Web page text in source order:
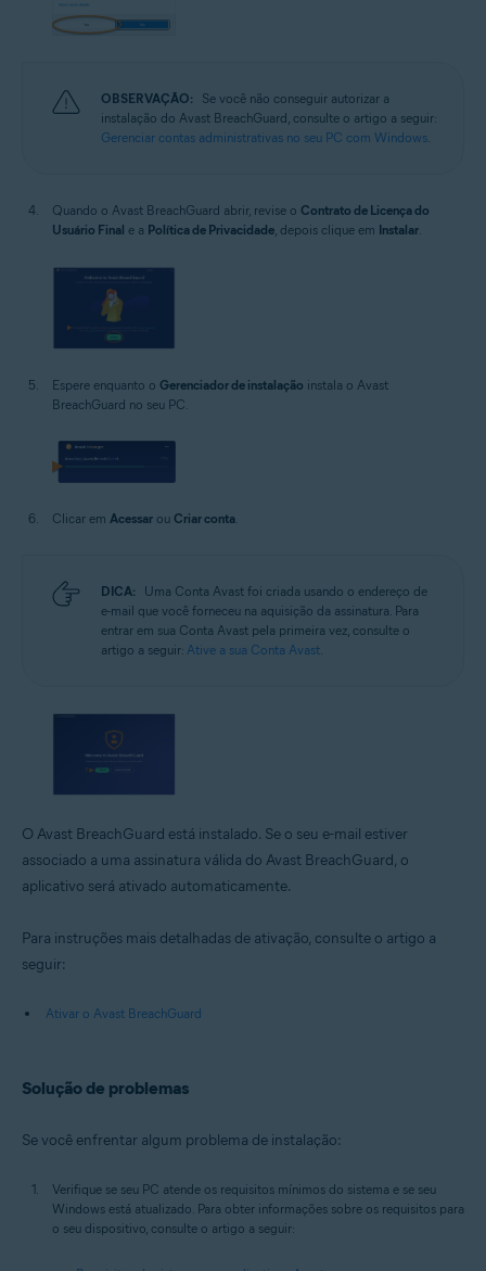
OBSERVAÇÃO:
Se você não conseguir autorizar a
instalação do Avast BreachGuard, consulte o artigo a seguir:
Gerenciar contas administrativas no seu PC com Windows
Quando o Avast BreachGuard abrir, revise o Contrato de Licença do
Usuário Final e a Política de Privacidade , depois clique em Instalar
Espere enquanto o Gerenciador de instalação instala o Avast
BreachGuard no seu PC.
Clicar em Acessar ou Criar conta
DICA:
Uma Conta Avast foi criada usando o endereço de
e-mail que você forneceu na aquisição da assinatura. Para
entrar em sua Conta Avast pela primeira vez, consulte o
artigo a seguir: Ative a sua Conta Avast
O Avast BreachGuard está instalado. Se o seu e-mail estiver
associado a uma assinatura válida do Avast BreachGuard, o
aplicativo será ativado automaticamente.
Para instruções mais detalhadas de ativação, consulte o artigo a
seguir:
Ativar o Avast BreachGuard
Solução de problemas
Se você enfrentar algum problema de instalação:
Verifique se seu PC atende os requisitos mínimos do sistema e se seu
Windows está atualizado. Para obter informações sobre os requisitos para
o seu dispositivo, consulte o artigo a seguir: